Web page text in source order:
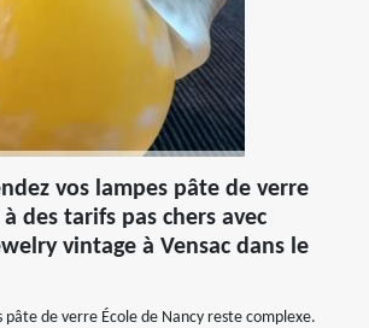
vos lampes pâte de verre
des tarifs pas chers avec
vintage à Vensac dans le
pâte de verre École de Nancy reste complexe.